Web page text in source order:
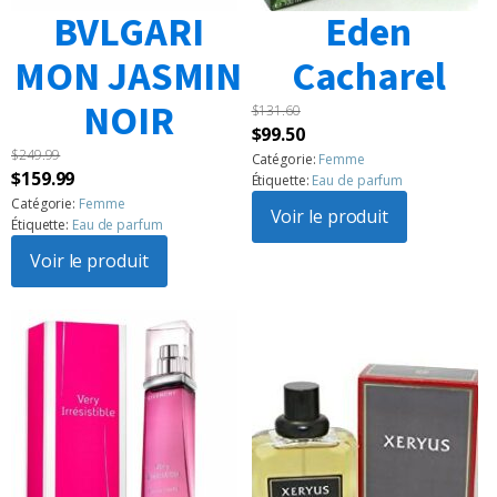
BVLGARI
MON JASMIN
NOIR
$249.99
Le
prix
initial
était :
$249.99.
$159.99Le
prix
actuel
est :
$159.99.
Catégorie: Femme
Étiquette: Eau de parfum
Voir le produit
Eden
Cacharel
$131.60
Le
prix
initial
était :
$131.60.
$99.50Le
prix
actuel
est :
$99.50.
Catégorie: Femme
Étiquette: Eau de parfum
Voir le produit